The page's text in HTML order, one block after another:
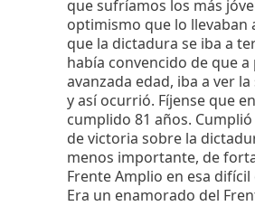
que sufríamos los más
optimismo que lo llevaban
que la dictadura se iba a
había convencido de que a
avanzada edad, iba a ver
y así ocurrió. Fíjense que
cumplido 81 años.
de victoria sobre la
menos importante, de
Frente Amplio en esa
Era un enamorado del